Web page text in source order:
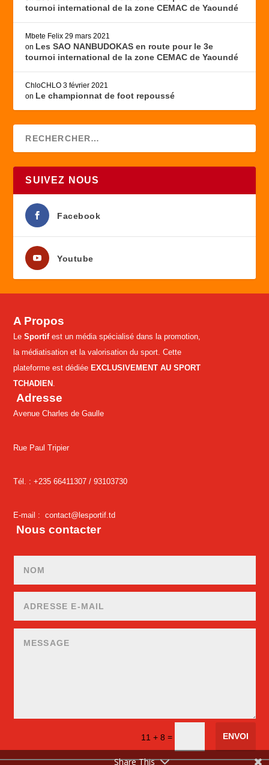
tournoi international de la zone CEMAC de Yaoundé
Mbete Felix 29 mars 2021
on Les SAO NANBUDOKAS en route pour le 3e
tournoi international de la zone CEMAC de Yaoundé
ChloCHLO 3 février 2021
on Le championnat de foot repoussé
SUIVEZ NOUS
Facebook
Youtube
A Propos
LeSportifest un média spécialisé dans la promotion,
la médiatisation et la valorisation du sport. Cette
plateforme est dédiée EXCLUSIVEMENT AU SPORT
TCHADIEN .
Adresse
Avenue Charles de Gaulle
Rue Paul Tripier
Tél. : +235 66411307 /93103730
E-mail :contact@lesportif.td
Nous contacter
11 + 8 = ENVOI
Share This